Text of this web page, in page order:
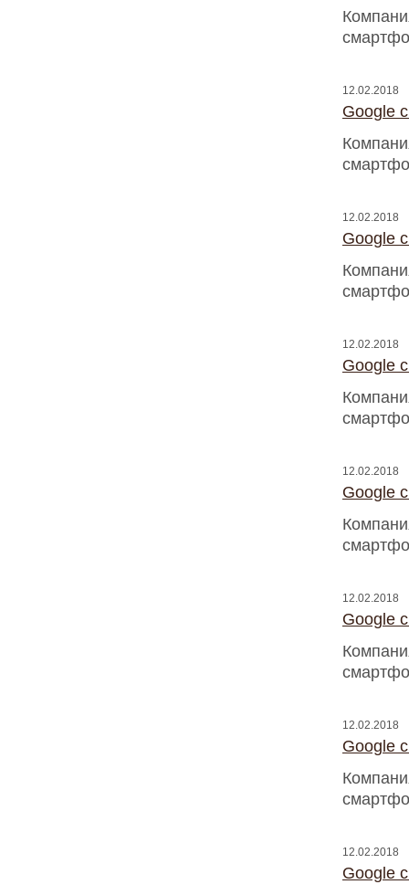
12.02.2018
Google
12.02.2018
Google
12.02.2018
Google
12.02.2018
Google
12.02.2018
Google
12.02.2018
Google
12.02.2018
Google